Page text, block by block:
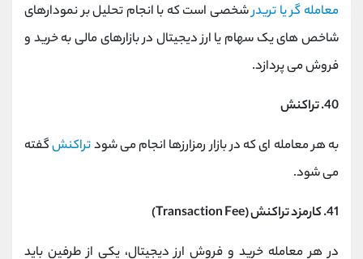
معامله گر یا تریدرشخصی است که با انجام تحلیل بر نمودارهای
شاخص های یک سهام یا ارز دیجیتال در بازارهای مالی به خرید و
فروش می پردازد.
40. تراکنش
به هر معامله ای که در بازار رمزارزها انجام می شودتراکنشگفته
می شود.
41. کارمزد تراکنش (Transaction Fee)
در هر معامله خرید و فروش ارز دیجیتال، یکی از طرفین باید